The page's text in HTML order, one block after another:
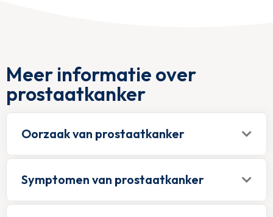
Meer informatie over
prostaatkanker
Oorzaak van prostaatkanker
Symptomen van prostaatkanker